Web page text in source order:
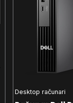
Desktop računari